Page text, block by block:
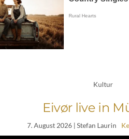
Kultur
Eivør live in
7. August 2026| Stefan Laurin